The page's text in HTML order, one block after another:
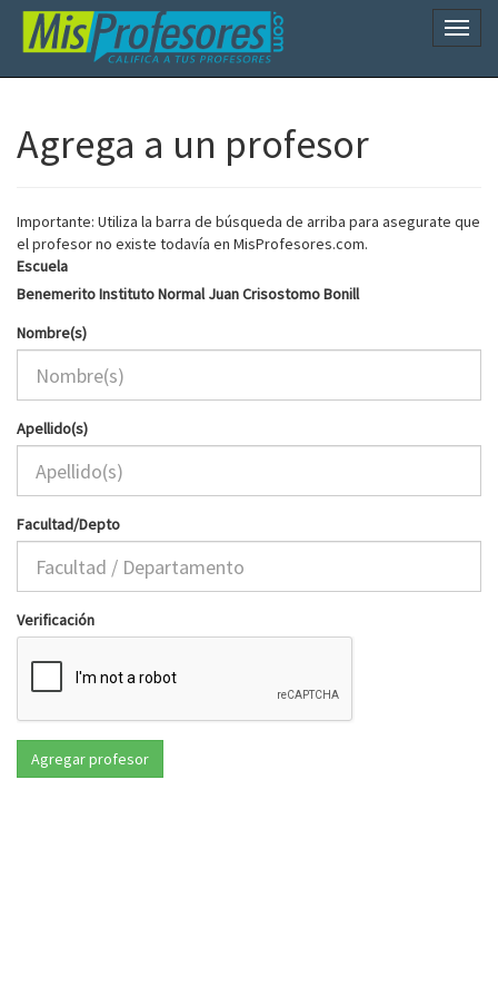
Agrega a un profesor
Importante: Utiliza la barra de búsqueda de arriba para asegurate que
el profesor no existe todavía en MisProfesores.com.
Escuela
Benemerito Instituto Normal Juan Crisostomo Bonill
Nombre(s)
Apellido(s)
Facultad/Depto
Verificación